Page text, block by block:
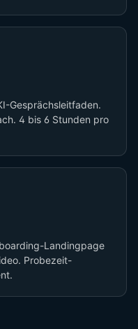
Gesprächsleitfaden.
4 bis 6 Stunden pro
Landingpage
Probezeit-